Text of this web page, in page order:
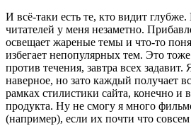
И всё-таки есть те, кто видит
читателей у меня незаметно.
освещает жареные темы и что-то
избегает непопулярных тем. Это
против течения, завтра всех
наверное, но зато каждый получает
рамках стилистики сайта, конечно и
продукта. Ну не смогу я много
(например), если их почти что